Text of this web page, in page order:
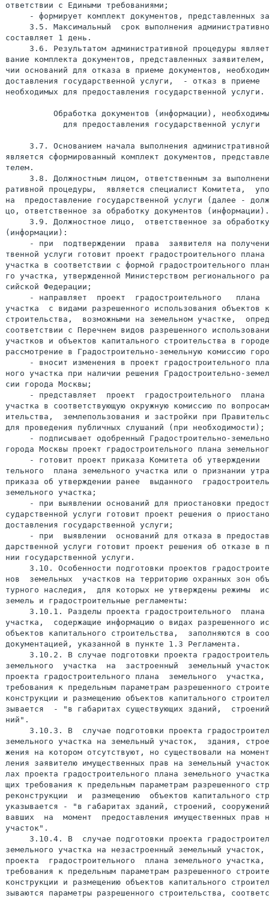
ответствии с Едиными требованиями;
- формирует комплект документов, представленных
3.5. Максимальный  срок выполнения
составляет 1 день.
3.6. Результатом административной процедуры
вание комплекта документов, представленных
чии оснований для отказа в приеме документов,
доставления государственной услуги,  - отказ в приеме
необходимых для предоставления государственной услуги.
Обработка документов (информации),
            для предоставления государственной услуги
3.7. Основанием начала выполнения
является сформированный комплект документов,
телем.
3.8. Должностным лицом, ответственным за
ративной процедуры,  является специалист Комитета,
на  предоставление государственной услуги (далее -
3.9. Должностное лицо,  ответственное за
(информации):
- при  подтверждении  права  заявителя на
твенной услуги готовит проект градостроительного
участка в соответствии с формой градостроительного
го участка, утвержденной Министерством регионального
сийской Федерации;
- направляет  проект  градостроительного   плана
участка  с видами разрешенного использования объектов
строительства,  возможными на земельном участке,
соответствии с Перечнем видов разрешенного
участков и объектов капитального строительства в
рассмотрение в Градостроительно-земельную комиссию
- вносит изменения в проект градостроительного
ного участка при наличии решения Градостроительно-
сии города Москвы;
- представляет  проект  градостроительного  плана
участка в соответствующую окружную комиссию по
ительства,  землепользования и застройки при
для проведения публичных слушаний (при необходимости);
- подписывает одобренный Градостроительно-
города Москвы проект градостроительного плана
- готовит проект приказа Комитета об утверждении
тельного  плана земельного участка или о признании
приказа об утверждении ранее  выданного
земельного участка;
- при выявлении оснований для приостановки
сударственной услуги готовит проект решения о
доставления государственной услуги;
- при  выявлении  оснований для отказа в
дарственной услуги готовит проект решения об отказе в
нии государственной услуги.
3.10. Особенности подготовки проектов
нов  земельных  участков на территорию охранных зон
турного наследия,  для которых не утверждены режимы
земель и градостроительные регламенты:
3.10.1. Разделы проекта градостроительного  плана
участка,  содержащие информацию о видах разрешенного
объектов капитального строительства,  заполняются в
документацией, указанной в пункте 1.3 Регламента.
3.10.2. В случае подготовки проекта
земельного  участка  на  застроенный  земельный
проекта градостроительного плана  земельного  участка,
требования к предельным параметрам разрешенного
конструкции и размещению объектов капитального
зывается  - "в габаритах существующих зданий,
ний".
3.10.3. В  случае подготовки проекта
земельного участка на земельный участок,  здания,
жения на котором отсутствуют, но существовали на
ления заявителю имущественных прав на земельный
лах проекта градостроительного плана земельного
щих требования к предельным параметрам разрешенного
реконструкции  и  размещению  объектов капитального
указывается - "в габаритах зданий, строений,
вавших  на  момент  предоставления имущественных прав
участок".
3.10.4. В  случае подготовки проекта
земельного участка на незастроенный земельный
проекта  градостроительного  плана земельного участка,
требования к предельным параметрам разрешенного
конструкции и размещению объектов капитального
зываются параметры разрешенного строительства,